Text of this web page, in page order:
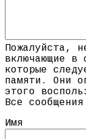
Пожалуйста,
включающие в
которые
памяти. Они
этого
Все
Имя